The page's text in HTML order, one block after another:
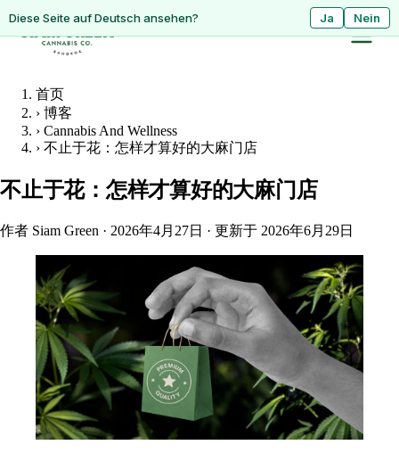
ดูหน้านี้เป็นภาษาไทย? ใช่ ไม่ใช่
Diese Seite auf Deutsch ansehen? Ja Nein
首页
› 博客
› Cannabis And Wellness
› 不止于花：怎样才算好的大麻门店
不止于花：怎样才算好的大麻门店
作者 Siam Green · 2026年4月27日 · 更新于 2026年6月29日